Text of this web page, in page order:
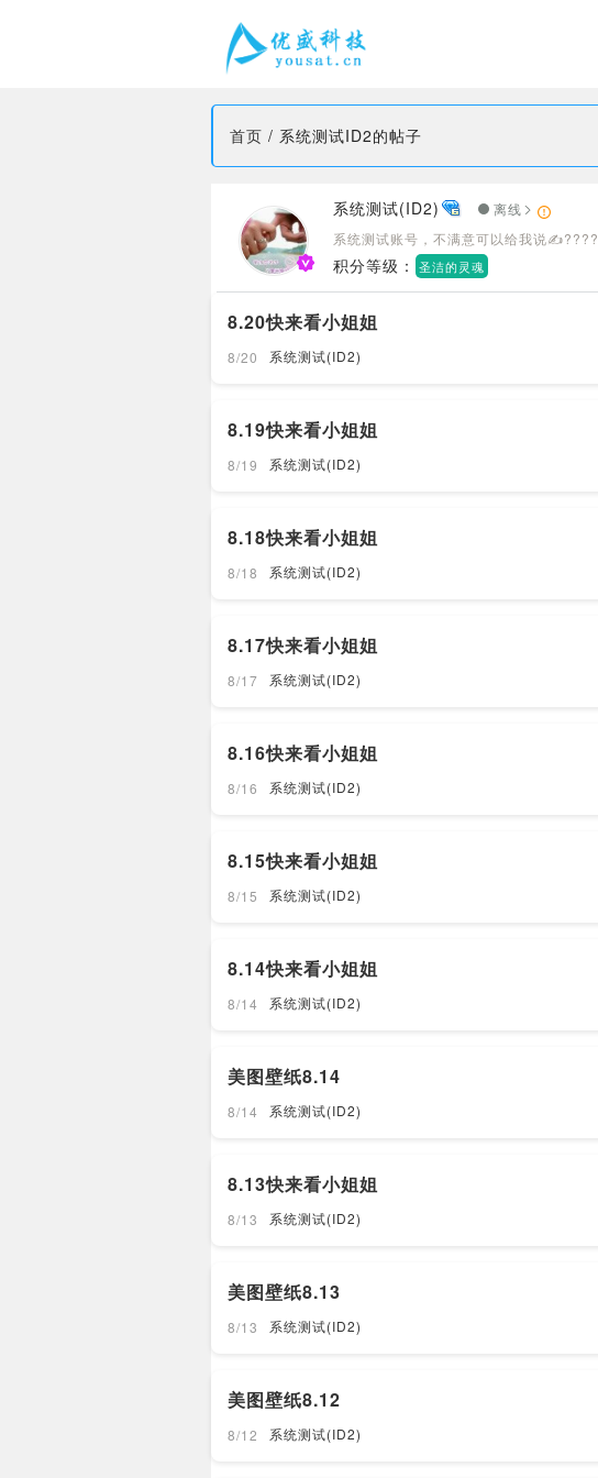
首页 / 系统测试ID2的帖子
系统测试(ID2)
离线
系统测试账号，不满意可以给我说✍????
积分等级： 圣洁的灵魂
8.20快来看小姐姐
8/20 系统测试(ID2)
8.19快来看小姐姐
8/19 系统测试(ID2)
8.18快来看小姐姐
8/18 系统测试(ID2)
8.17快来看小姐姐
8/17 系统测试(ID2)
8.16快来看小姐姐
8/16 系统测试(ID2)
8.15快来看小姐姐
8/15 系统测试(ID2)
8.14快来看小姐姐
8/14 系统测试(ID2)
美图壁纸8.14
8/14 系统测试(ID2)
8.13快来看小姐姐
8/13 系统测试(ID2)
美图壁纸8.13
8/13 系统测试(ID2)
美图壁纸8.12
8/12 系统测试(ID2)